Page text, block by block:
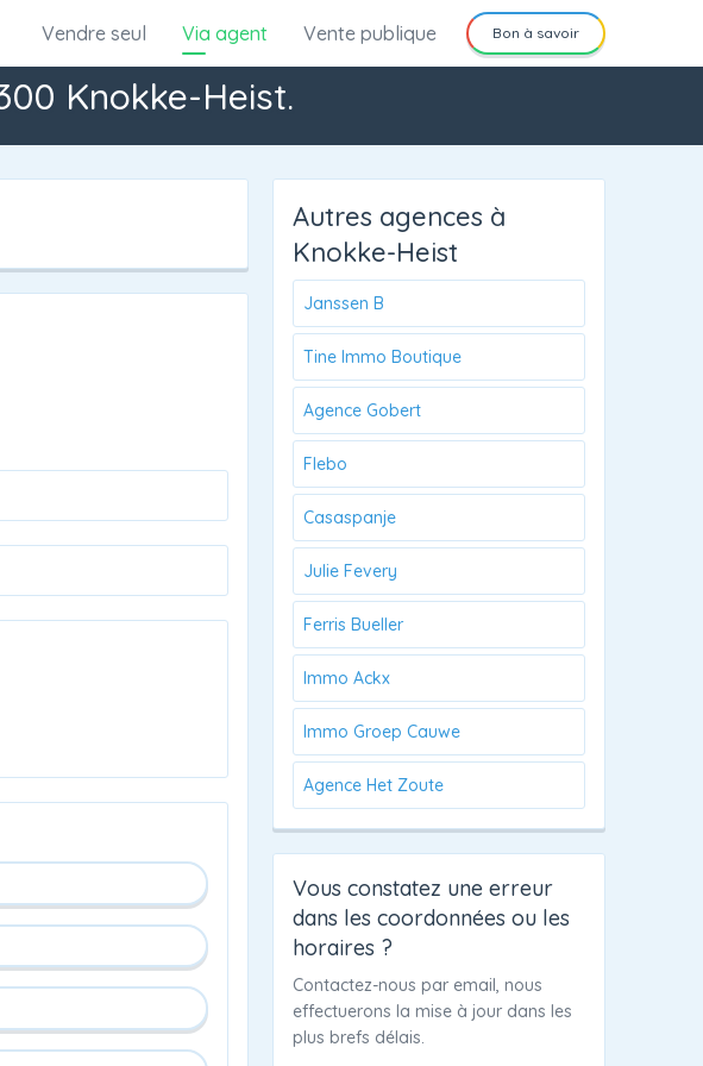
Vendre seul Via agent Vente publique Bon à savoir
Knokke-Heist.
Autres agences à
Knokke-Heist
Janssen B
Tine Immo Boutique
Agence Gobert
Flebo
Casaspanje
Julie Fevery
Ferris Bueller
Immo Ackx
Immo Groep Cauwe
Agence Het Zoute
Vous constatez une erreur
dans les coordonnées ou les
horaires ?
Contactez-nous par email, nous
effectuerons la mise à jour dans les
plus brefs délais.